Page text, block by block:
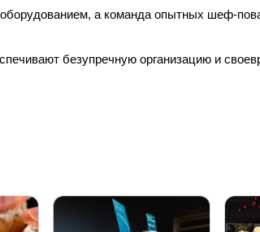
а команда опытных шеф-
безупречную организацию и